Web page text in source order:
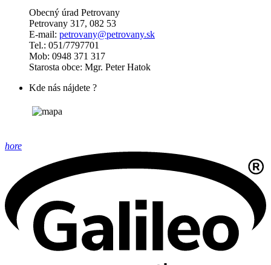
Obecný úrad Petrovany
Petrovany 317, 082 53
E-mail: petrovany@petrovany.sk
Tel.: 051/7797701
Mob: 0948 371 317
Starosta obce: Mgr. Peter Hatok
Kde nás nájdete ?
hore